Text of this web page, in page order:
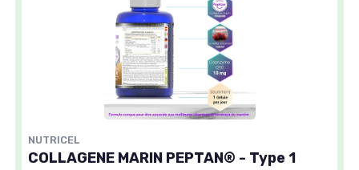
NUTRICEL
COLLAGENE MARIN PEPTAN® - Type 1